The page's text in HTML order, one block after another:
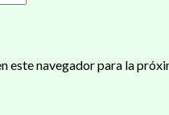
navegador para la